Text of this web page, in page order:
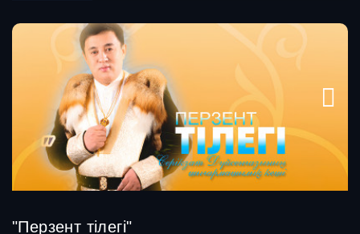
"Перзент тілегі"